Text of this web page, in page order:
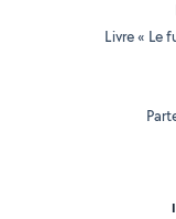
Livre « Le